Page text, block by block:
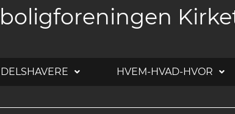
HVEM-HVAD-HVOR